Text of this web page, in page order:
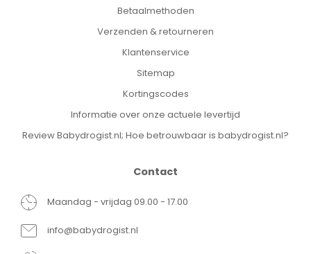
Betaalmethoden
Verzenden & retourneren
Klantenservice
Sitemap
Kortingscodes
Informatie over onze actuele levertijd
Review Babydrogist.nl; Hoe betrouwbaar is babydrogist.nl?
Contact
Maandag - vrijdag 09.00 - 17.00
info@babydrogist.nl